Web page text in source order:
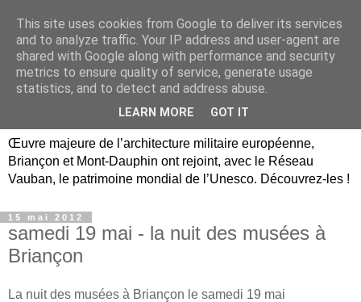
Briançon, Mont-Dauphin,
Vauban Unesco Hautes-
Œuvre majeure de l’architecture militaire européenne,
Briançon et Mont-Dauphin ont rejoint, avec le Réseau
Vauban, le patrimoine mondial de l’Unesco. Découvrez-les !
15 mai 2012
samedi 19 mai - la nuit des musées à
Briançon
La nuit des musées à Briançon le samedi 19 mai
This site uses cookies from Google to deliver its services
and to analyze traffic. Your IP address and user-agent are
shared with Google along with performance and security
metrics to ensure quality of service, generate usage
statistics, and to detect and address abuse.
LEARN MORE GOT IT